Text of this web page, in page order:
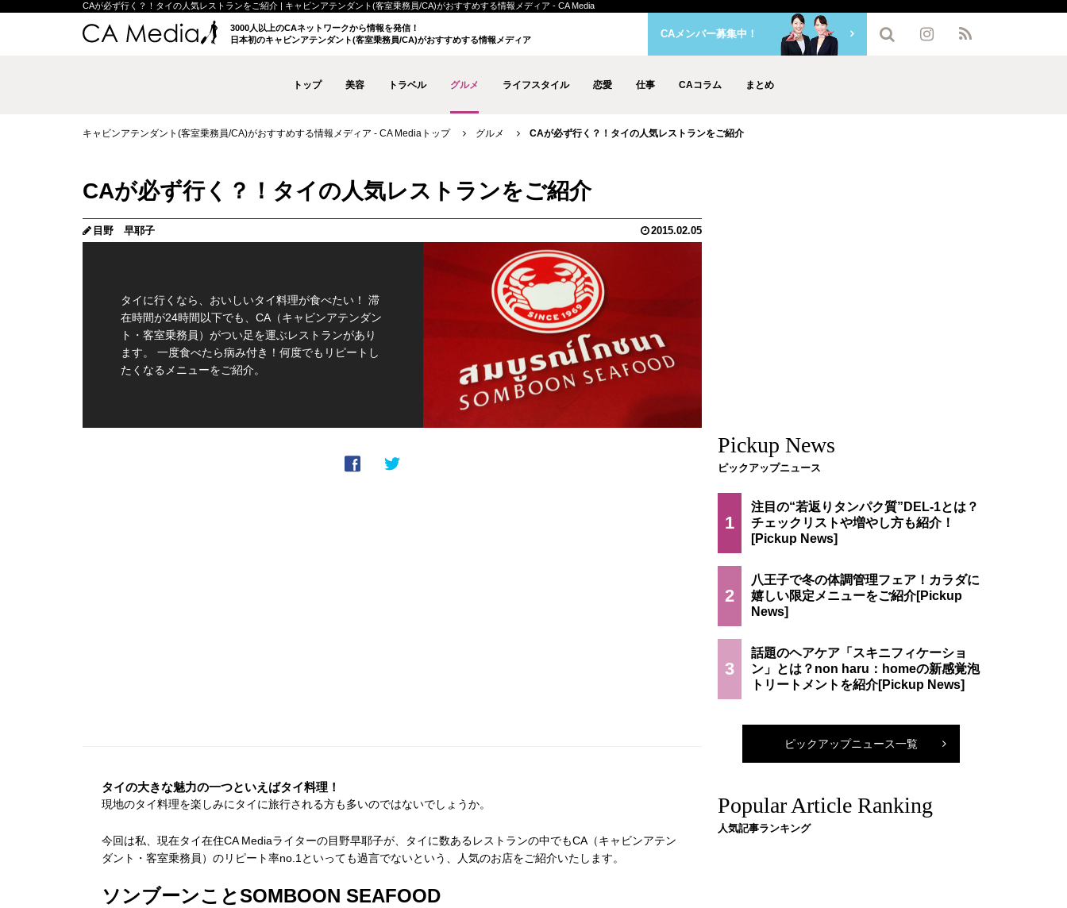
CAが必ず行く？！タイの人気レストランをご紹介 | キャビンアテンダント(客室乗務員/CA)がおすすめする情報メディア - CA Media
3000人以上のCAネットワークから情報を発信！
日本初のキャビンアテンダント(客室乗務員/CA)がおすすめする情報メディア
トップ 美容 トラベル グルメ ライフスタイル 恋愛 仕事 CAコラム まとめ
CAメンバー募集中！
キャビンアテンダント(客室乗務員/CA)がおすすめする情報メディア - CA Mediaトップ グルメ CAが必ず行く？！タイの人気レストランをご紹介
CAが必ず行く？！タイの人気レストランをご紹介
目野 早耶子 2015.02.05
タイに行くなら、おいしいタイ料理が食べたい！ 滞
在時間が24時間以下でも、CA（キャビンアテンダン
ト・客室乗務員）がつい足を運ぶレストランがあり
ます。 一度食べたら病み付き！何度でもリピートし
たくなるメニューをご紹介。
タイの大きな魅力の一つといえばタイ料理！
現地のタイ料理を楽しみにタイに旅行される方も多いのではないでしょうか。
今回は私、現在タイ在住CA Mediaライターの目野早耶子が、タイに数あるレストランの中でもCA（キャビンアテン
ダント・客室乗務員）のリピート率no.1といっても過言でないという、人気のお店をご紹介いたします。
ソンブーンことSOMBOON SEAFOOD
Pickup News
ピックアップニュース
1
注目の“若返りタンパク質”DEL-1とは？
チェックリストや増やし方も紹介！
2
八王子で冬の体調管理フェア！カラダに
嬉しい限定メニューをご紹介
3
話題のヘアケア「スキニフィケーショ
ン」とは？non haru：homeの新感覚泡
トリートメントを紹介
ピックアップニュース一覧
Popular Article Ranking
人気記事ランキング